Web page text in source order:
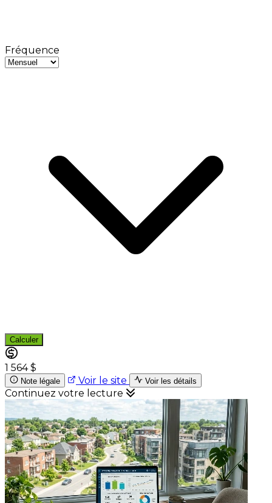
Fréquence
Calculer
1 564 $
Note légale Voir le site Voir les détails
Continuez votre lecture